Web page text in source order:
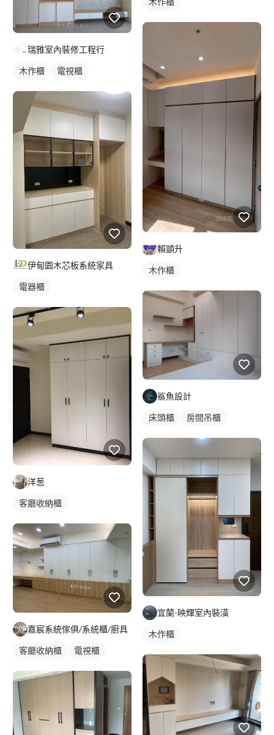
瑞雅室內裝修工程行
木作櫃 電視櫃
伊甸園木芯板系統家具
電器櫃
洋葱
客廳收納櫃
嘉宸系統傢俱/系統櫃/廚具
客廳收納櫃 電視櫃
賴顗升
木作櫃
鯊魚設計
床頭櫃 房間吊櫃
宜蘭-映輝室內裝潢
木作櫃